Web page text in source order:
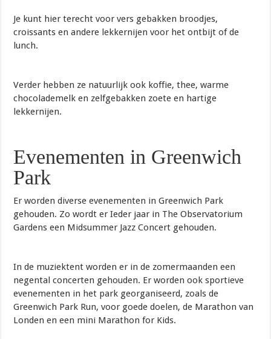
Je kunt hier terecht voor vers gebakken broodjes,
croissants en andere lekkernijen voor het ontbijt of de
lunch.
Verder hebben ze natuurlijk ook koffie, thee, warme
chocolademelk en zelfgebakken zoete en hartige
lekkernijen.
Evenementen in Greenwich
Park
Er worden diverse evenementen in Greenwich Park
gehouden. Zo wordt er Ieder jaar in The Observatorium
Gardens een Midsummer Jazz Concert gehouden.
In de muziektent worden er in de zomermaanden een
negental concerten gehouden. Er worden ook sportieve
evenementen in het park georganiseerd, zoals de
Greenwich Park Run, voor goede doelen, de Marathon van
Londen en een mini Marathon for Kids.